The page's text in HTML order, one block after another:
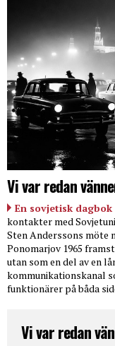
Vi var redan
En sovjetisk dagbok
kontakter med
Sten Anderssons möte
Ponomarjov 1965
utan som en del av en
kommunikationskanal
funktionärer på båda
Vi var redan